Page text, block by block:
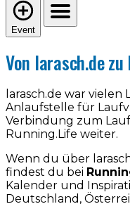
Event
Von larasch.de
larasch.de war
Anlaufstelle für
Verbindung zum
Running.Life weiter.
Wenn du über
findest du bei
Kalender und
Deutschland,